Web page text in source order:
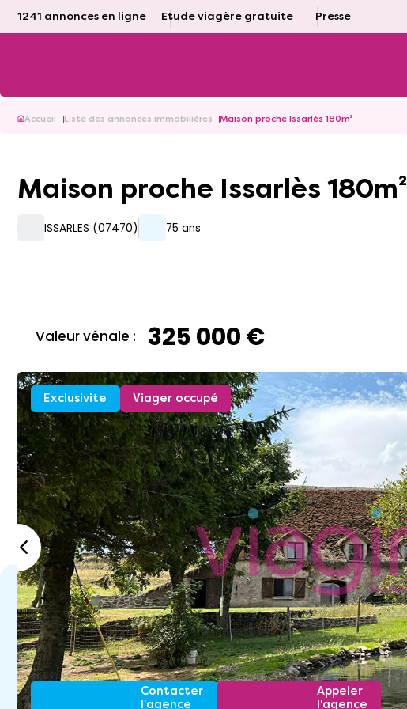
1241 annonces en ligne Etude viagère gratuite Presse
Accueil Liste des annonces immobilières Maison proche Issarlès 180m²
Maison proche Issarlès 180m²
ISSARLES (07470) 75 ans
Valeur vénale : 325 000 €
Exclusivite Viager occupé
Contacter
l'agence
Appeler
l'agence